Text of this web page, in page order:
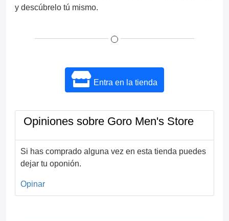
y descúbrelo tú mismo.
Entra en la tienda
Opiniones sobre Goro Men's Store
Si has comprado alguna vez en esta tienda puedes
dejar tu oponión.
Opinar